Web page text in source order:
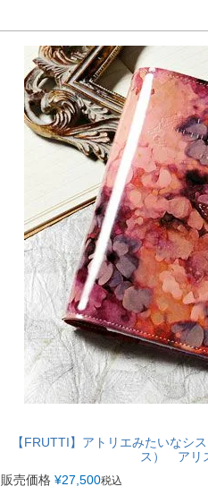
【FRUTTI】アトリエみたいなシ
ス） アリ
販売価格 ¥27,500税込